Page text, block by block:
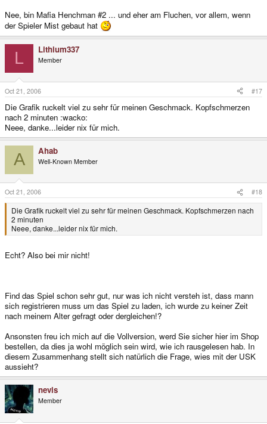
Nee, bin Mafia Henchman #2 ... und eher am Fluchen, vor allem, wenn
der Spieler Mist gebaut hat
L Lithium337
Member
Oct 21, 2006 #17
Die Grafik ruckelt viel zu sehr für meinen Geschmack. Kopfschmerzen
nach 2 minuten :wacko:
Neee, danke...leider nix für mich.
A Ahab
Well-Known Member
Oct 21, 2006 #18
Die Grafik ruckelt viel zu sehr für meinen Geschmack. Kopfschmerzen nach
2 minuten
Neee, danke...leider nix für mich.
Echt? Also bei mir nicht!
Find das Spiel schon sehr gut, nur was ich nicht versteh ist, dass mann
sich registrieren muss um das Spiel zu laden, ich wurde zu keiner Zeit
nach meinem Alter gefragt oder dergleichen!?
Ansonsten freu ich mich auf die Vollversion, werd Sie sicher hier im Shop
bestellen, da dies ja wohl möglich sein wird, wie ich rausgelesen hab. In
diesem Zusammenhang stellt sich natürlich die Frage, wies mit der USK
aussieht?
nevis
Member